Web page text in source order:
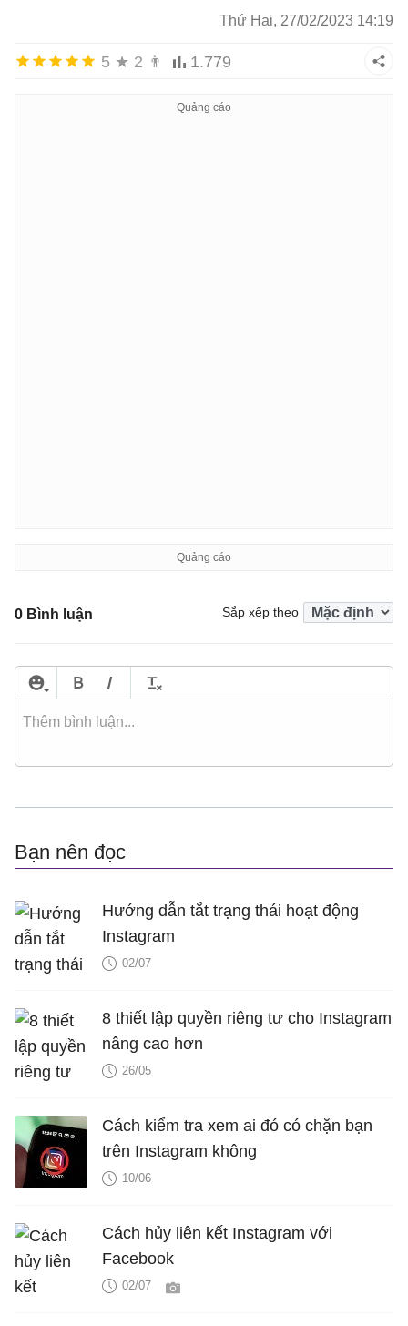
Thứ Hai, 27/02/2023 14:19
5 ★ 2 👨 1.779
0 Bình luận Sắp xếp theo
Bạn nên đọc
Hướng dẫn tắt trạng thái hoạt động
Instagram
02/07
8 thiết lập quyền riêng tư cho Instagram
nâng cao hơn
26/05
Cách kiểm tra xem ai đó có chặn bạn
trên Instagram không
10/06
Cách hủy liên kết Instagram với
Facebook
02/07